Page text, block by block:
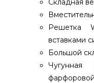
Складная
Решетка
вставками
Большой